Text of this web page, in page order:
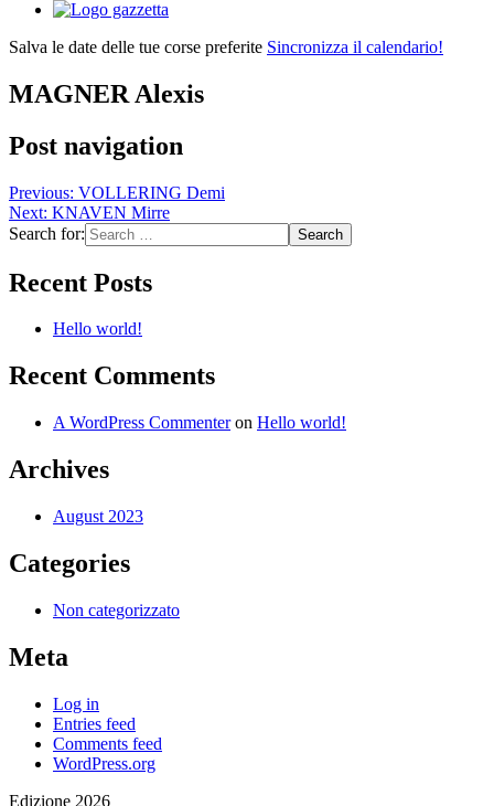
Salva le date delle tue corse preferite Sincronizza il calendario!
MAGNER Alexis
Post navigation
Previous: VOLLERING Demi
Next: KNAVEN Mirre
Search for:
Recent Posts
Hello world!
Recent Comments
A WordPress Commenteron Hello world!
Archives
August 2023
Categories
Non categorizzato
Meta
Log in
Entries feed
Comments feed
WordPress.org
Edizione 2026